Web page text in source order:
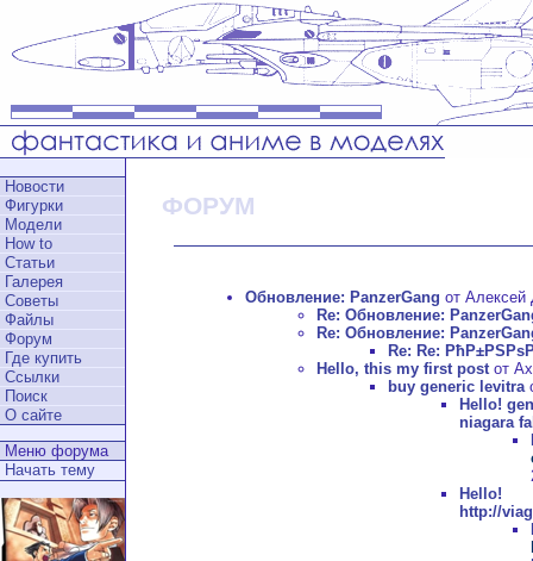
Новости
Фигурки
Модели
How to
Статьи
Галерея
Советы
Файлы
Форум
Где купить
Ссылки
Поиск
О сайте
Меню форума
Начать тему
ФОРУМ
Обновление: PanzerGang от Алексей
Re: Обновление:
Re: Обновление:
Re: Re:
Hello, this my first postот
buy generic levitra
Hello!
niagara
http://